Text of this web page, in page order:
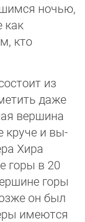
ночью,
как
кто
из
даже
вершина
круче и вы­
Хира
горы в 20
горы
он был
имеются